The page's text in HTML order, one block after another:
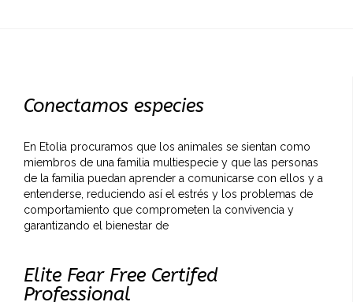
Conectamos especies
En Etolia procuramos que los animales se sientan como
miembros de una familia multiespecie y que las personas
de la familia puedan aprender a comunicarse con ellos y a
entenderse, reduciendo así el estrés y los problemas de
comportamiento que comprometen la convivencia y
garantizando el bienestar de
Elite Fear Free Certifed
Professional